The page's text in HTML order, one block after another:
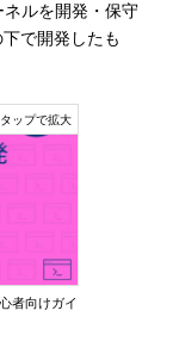
ネルを開発・保守
で開発したも
者向けガイ